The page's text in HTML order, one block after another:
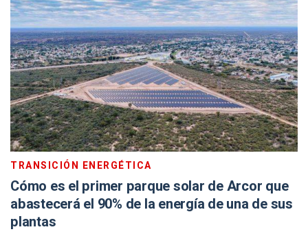
TRANSICIÓN ENERGÉTICA
Cómo es el primer parque solar de Arcor que
abastecerá el 90% de la energía de una de sus
plantas